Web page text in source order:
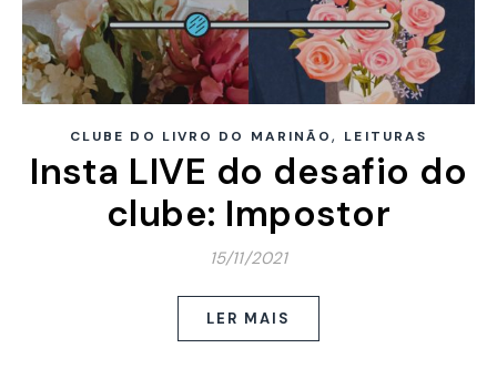
CLUBE DO LIVRO DO MARINÃO, LEITURAS
Insta LIVE do desafio do
clube: Impostor
15/11/2021
LER MAIS